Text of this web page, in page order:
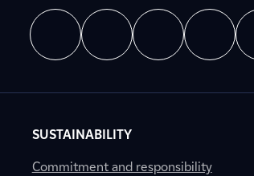
SUSTAINABILITY
Commitment and responsibility